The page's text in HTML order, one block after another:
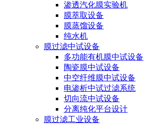
渗透汽化膜实验机
膜萃取设备
膜蒸馏设备
纯水机
膜过滤中试设备
多功能有机膜中试设备
陶瓷膜中试设备
中空纤维膜中试设备
电渗析中试过滤系统
切向流中试设备
分离纯化平台设计
膜过滤工业设备